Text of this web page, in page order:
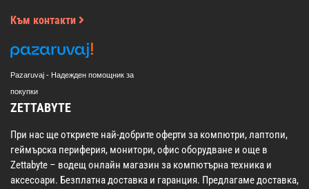
Към контакти
Pazaruvaj - Надежден помощник за
покупки
ZETTABYTE
При нас ще откриете най-добрите оферти за компютри, лаптопи,
геймърска периферия, монитори, офис оборудване и още в
Zettabyte – водещ онлайн магазин за компютърна техника и
аксесоари. Безплатна доставка и гаранция. Предлагаме доставка,